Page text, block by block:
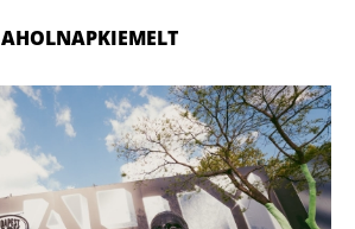
AHOLNAPKIEMELT